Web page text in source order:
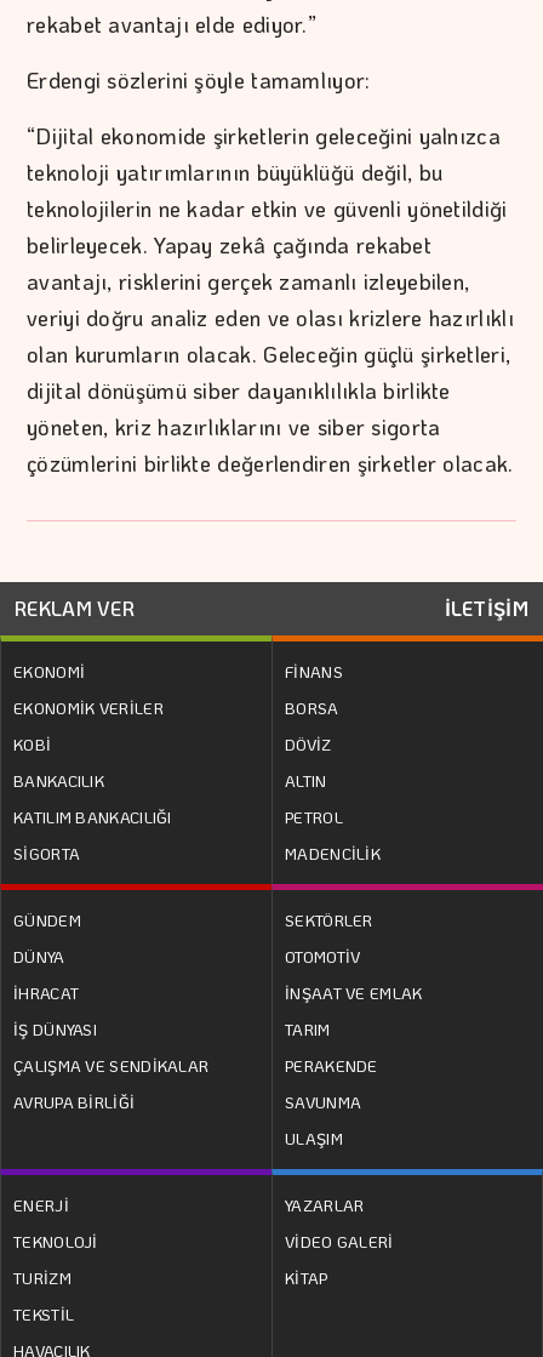
rekabet avantajı elde ediyor.”
Erdengi sözlerini şöyle tamamlıyor:
“Dijital ekonomide şirketlerin geleceğini yalnızca
teknoloji yatırımlarının büyüklüğü değil, bu
teknolojilerin ne kadar etkin ve güvenli yönetildiği
belirleyecek. Yapay zekâ çağında rekabet
avantajı, risklerini gerçek zamanlı izleyebilen,
veriyi doğru analiz eden ve olası krizlere hazırlıklı
olan kurumların olacak. Geleceğin güçlü şirketleri,
dijital dönüşümü siber dayanıklılıkla birlikte
yöneten, kriz hazırlıklarını ve siber sigorta
çözümlerini birlikte değerlendiren şirketler olacak.
REKLAM VER İLETİŞİM
EKONOMİ
EKONOMİK VERİLER
KOBİ
BANKACILIK
KATILIM BANKACILIĞI
SİGORTA
FİNANS
BORSA
DÖVİZ
ALTIN
PETROL
MADENCİLİK
GÜNDEM
DÜNYA
İHRACAT
İŞ DÜNYASI
ÇALIŞMA VE SENDİKALAR
AVRUPA BİRLİĞİ
SEKTÖRLER
OTOMOTİV
İNŞAAT VE EMLAK
TARIM
PERAKENDE
SAVUNMA
ULAŞIM
ENERJİ
TEKNOLOJİ
TURİZM
TEKSTİL
HAVACILIK
YAZARLAR
VİDEO GALERİ
KİTAP